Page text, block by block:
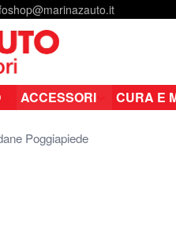
ACCESSORI CURA E
Poggiapiede